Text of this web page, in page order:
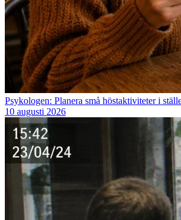
Psykologen: Planera små höstaktiviteter i
10 augusti 2026